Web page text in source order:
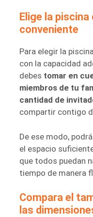
Elige la
conveniente
Para elegir la
con la capacidad
debes tomar en
miembros de tu
cantidad de
compartir contigo
De ese modo,
el espacio
que todos puedan
tiempo de manera
Compara el
las